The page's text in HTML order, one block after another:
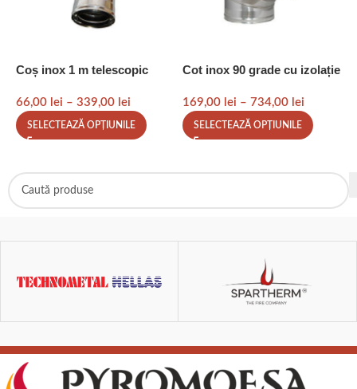
Coș inox 1 m telescopic
66,00 lei – 339,00 lei
SELECTEAZĂ OPȚIUNILE
Cot inox 90 grade cu izolație
169,00 lei – 734,00 lei
SELECTEAZĂ OPȚIUNILE